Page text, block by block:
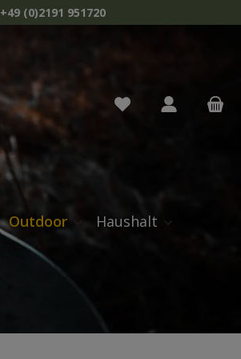
+49 (0)2191 951720
Outdoor Haushalt